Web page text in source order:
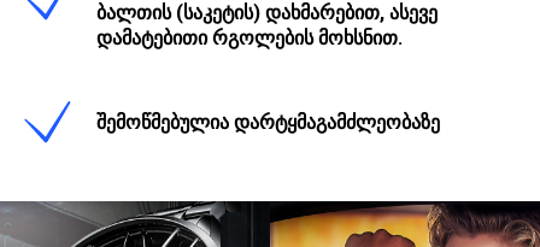
ბალთის (საკეტის) დახმარებით, ასევე
დამატებითი რგოლების მოხსნით.
შემოწმებულია დარტყმაგამძლეობაზე